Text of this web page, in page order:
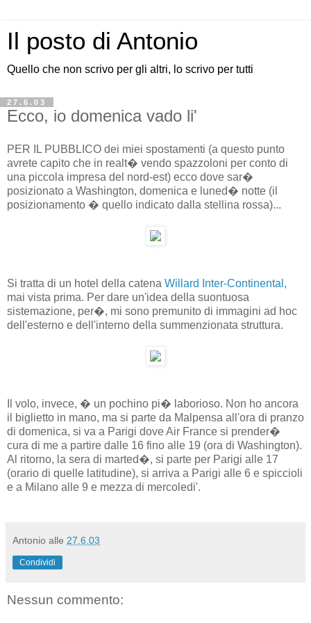
Il posto di Antonio
Quello che non scrivo per gli altri, lo scrivo per tutti
27.6.03
Ecco, io domenica vado li'
PER IL PUBBLICO dei miei spostamenti (a questo punto
avrete capito che in realt� vendo spazzoloni per conto di
una piccola impresa del nord-est) ecco dove sar�
posizionato a Washington, domenica e luned� notte (il
posizionamento � quello indicato dalla stellina rossa)...
Si tratta di un hotel della catena Willard Inter-Continental ,
mai vista prima. Per dare un'idea della suontuosa
sistemazione, per�, mi sono premunito di immagini ad hoc
dell'esterno e dell'interno della summenzionata struttura.
Il volo, invece, � un pochino pi� laborioso. Non ho ancora
il biglietto in mano, ma si parte da Malpensa all'ora di pranzo
di domenica, si va a Parigi dove Air France si prender�
cura di me a partire dalle 16 fino alle 19 (ora di Washington).
Al ritorno, la sera di marted�, si parte per Parigi alle 17
(orario di quelle latitudine), si arriva a Parigi alle 6 e spiccioli
e a Milano alle 9 e mezza di mercoledi'.
Antonio alle 27.6.03
Condividi
Nessun commento: